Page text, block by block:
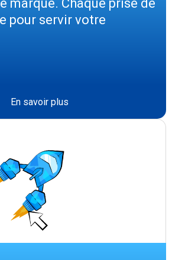
marque. Chaque prise de
pour servir votre
En savoir plus